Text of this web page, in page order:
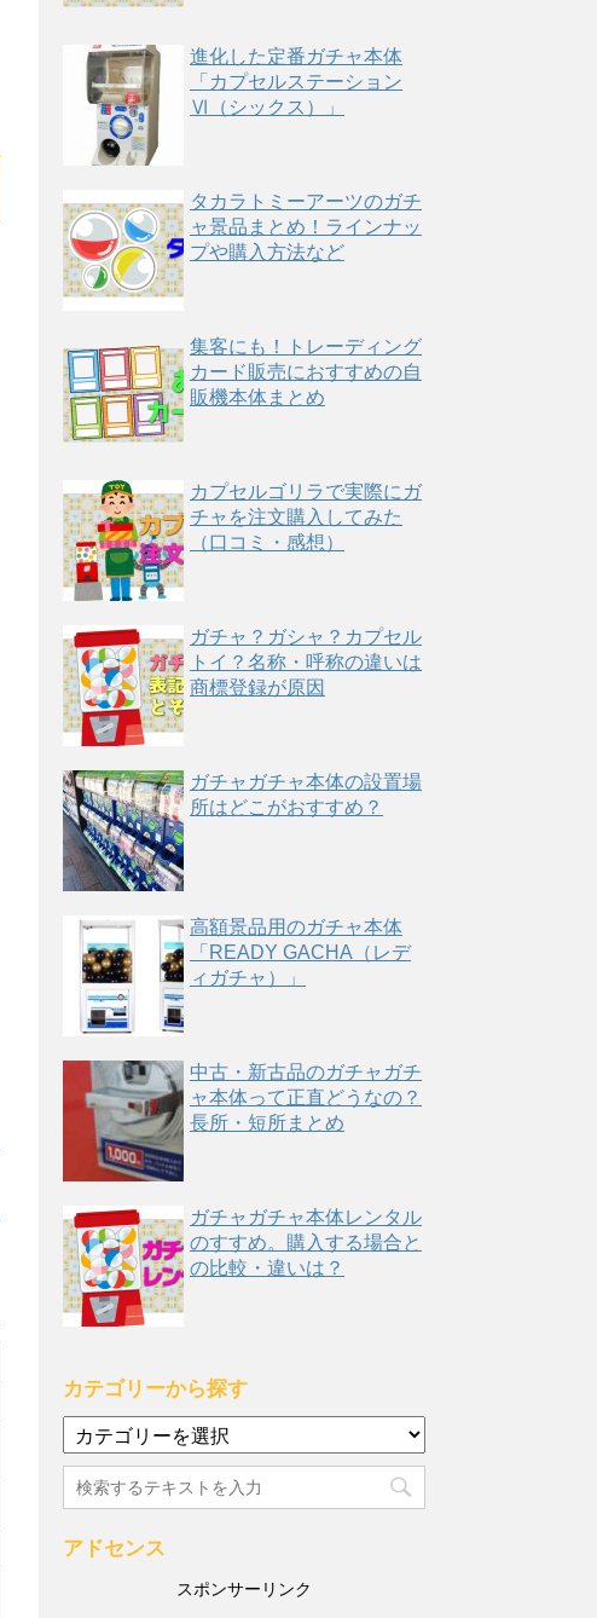
進化した定番ガチャ本体
「カプセルステーション
Ⅵ（シックス）」
タカラトミーアーツのガチ
ャ景品まとめ！ラインナッ
プや購入方法など
集客にも！トレーディング
カード販売におすすめの自
販機本体まとめ
カプセルゴリラで実際にガ
チャを注文購入してみた
（口コミ・感想）
ガチャ？ガシャ？カプセル
トイ？名称・呼称の違いは
商標登録が原因
ガチャガチャ本体の設置場
所はどこがおすすめ？
高額景品用のガチャ本体
「READY GACHA（レデ
ィガチャ）」
中古・新古品のガチャガチ
ャ本体って正直どうなの？
長所・短所まとめ
ガチャガチャ本体レンタル
のすすめ。購入する場合と
の比較・違いは？
カテゴリーから探す
テ
ゴ
リ
か
アドセンス
スポンサーリンク